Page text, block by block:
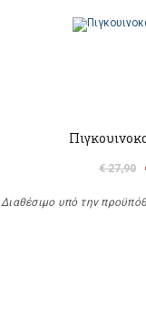
€ 27,90
Διαθέσιμο υπό την